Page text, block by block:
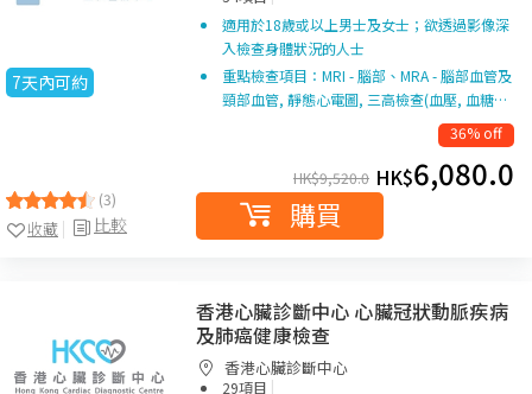
7天內可約
(3)
比較
收藏
適用於18歲或以上男士及女士；欲透過影像深
入檢查身體狀況的人士
重點檢查項目：MRI - 腦部、MRA - 腦部血管及
頸部血管, 靜態心電圖, 三高檢查(血壓, 血糖…
36% off
HK$9,520.0 HK$6,080.0
購買
香港心臟診斷中心 心臟冠狀動脈疾病
及肺癌健康檢查
香港心臟診斷中心
29項目 |